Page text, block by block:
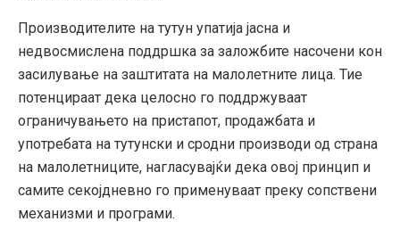
Производителите на тутун упатија јасна и
недвосмислена поддршка за заложбите насочени кон
засилување на заштитата на малолетните лица. Тие
потенцираат дека целосно го поддржуваат
ограничувањето на пристапот, продажбата и
употребата на тутунски и сродни производи од страна
на малолетниците, нагласувајќи дека овој принцип и
самите секојдневно го применуваат преку сопствени
механизми и програми.